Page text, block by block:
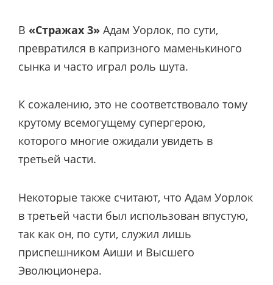
В «Стражах 3» Адам Уорлок, по сути,
превратился в капризного маменькиного
сынка и часто играл роль шута.
К сожалению, это не соответствовало тому
крутому всемогущему супергерою,
которого многие ожидали увидеть в
третьей части.
Некоторые также считают, что Адам Уорлок
в третьей части был использован впустую,
так как он, по сути, служил лишь
приспешником Аиши и Высшего
Эволюционера.